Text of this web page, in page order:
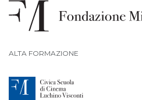
ALTA FORMAZIONE